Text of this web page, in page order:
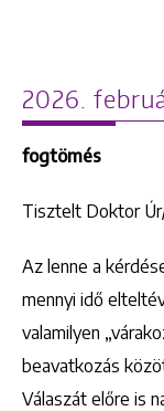
2026.
fogtömés
Tisztelt Doktor
Az lenne a
mennyi idő
valamilyen
beavatkozás
Válaszát előre is